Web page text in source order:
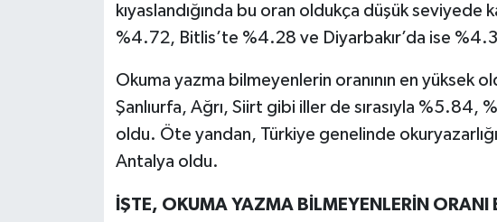
kıyaslandığında bu oran oldukça düşük seviyede
%4.72, Bitlis’te %4.28 ve Diyarbakır’da ise
Okuma yazma bilmeyenlerin oranının en yüksek
Şanlıurfa, Ağrı, Siirt gibi iller de sırasıyla %5.84,
oldu. Öte yandan, Türkiye genelinde
Antalya oldu.
İŞTE, OKUMA YAZMA BİLMEYENLERİN ORANI